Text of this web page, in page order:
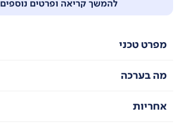
להמשך קריאה ופרטים נוספים
סה"כ זיכרון: ‎16GB DDR4
‎1x DDR4 SO-DIMM
אחסון:
מפרט טכני
מה בערכה
אחריות